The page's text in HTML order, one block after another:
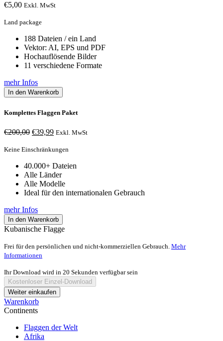
€5,00 Exkl. MwSt
Land package
188 Dateien / ein Land
Vektor: AI, EPS und PDF
Hochauflösende Bilder
11 verschiedene Formate
mehr Infos
In den Warenkorb
Komplettes Flaggen Paket
€200,00 Ursprünglicher
war:
€39,99Aktueller
ist:
Exkl. MwSt
Keine Einschränkungen
40.000+ Dateien
Alle Länder
Alle Modelle
Ideal für den internationalen Gebrauch
mehr Infos
In den Warenkorb
Kubanische Flagge
Frei für den persönlichen und nicht-kommerziellen Gebrauch. Mehr
Informationen
Ihr Download wird in 20 Sekunden verfügbar sein
Kostenloser Einzel-Download
Weiter einkaufen
Warenkorb
Continents
Flaggen der Welt
Afrika